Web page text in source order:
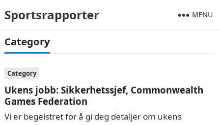
Sportsrapporter MENU
Category
Category
Ukens jobb: Sikkerhetssjef, Commonwealth
Games Federation
Vi er begeistret for å gi deg detaljer om ukens